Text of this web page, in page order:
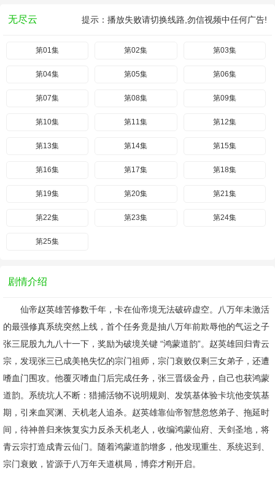
无尽云 提示：播放失败请切换线路,勿信视频中任何广告!
第01集 第02集 第03集
第04集 第05集 第06集
第07集 第08集 第09集
第10集 第11集 第12集
第13集 第14集 第15集
第16集 第17集 第18集
第19集 第20集 第21集
第22集 第23集 第24集
第25集
剧情介绍
仙帝赵英雄苦修数千年，卡在仙帝境无法破碎虚空。八万年未激活
的最强修真系统突然上线，首个任务竟是抽八万年前欺辱他的气运之子
张三屁股九九八十一下，奖励为破境关键 “鸿蒙道韵”。赵英雄回归青云
宗，发现张三已成美艳失忆的宗门祖师，宗门衰败仅剩三女弟子，还遭
嗜血门围攻。他覆灭嗜血门后完成任务，张三晋级金丹，自己也获鸿蒙
道韵。系统坑人不断：猎捕活物不说明规则、发筑基体验卡坑他变筑基
期，引来血冥渊、天机老人追杀。赵英雄靠仙帝智慧忽悠弟子、拖延时
间，待神兽归来恢复实力反杀天机老人，收编鸿蒙仙府、天剑圣地，将
青云宗打造成青云仙门。随着鸿蒙道韵增多，他发现重生、系统迟到、
宗门衰败，皆源于八万年天道棋局，博弈才刚开启。